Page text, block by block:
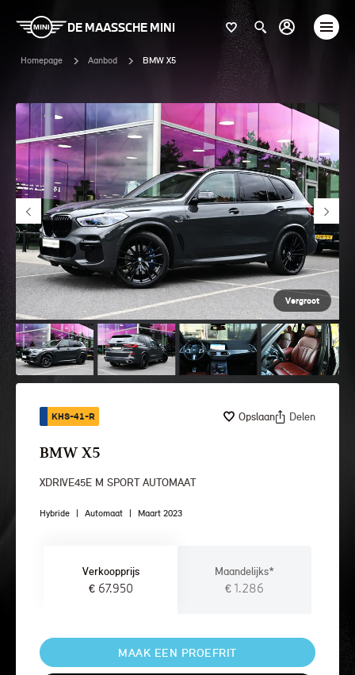
DE MAASSCHE MINI
Homepage Aanbod BMW X5
Vergroot
KHS-41-R Opslaan Delen
BMW X5
XDRIVE45E M SPORT AUTOMAAT
Hybride | Automaat | Maart 2023
Verkoopprijs
€ 67.950
Maandelijks*
€ 1.286
MAAK EEN PROEFRIT